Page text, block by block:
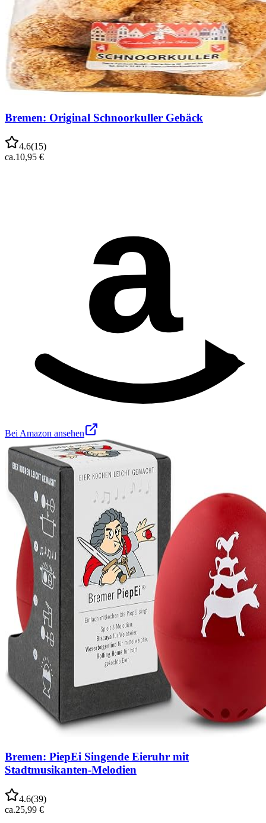
Bremen: Original Schnoorkuller Gebäck
4.6(15)
ca.10,95 €
a
Bei Amazon ansehen
Bremen: PiepEi Singende Eieruhr mit
Stadtmusikanten-Melodien
4.6(39)
ca.25,99 €